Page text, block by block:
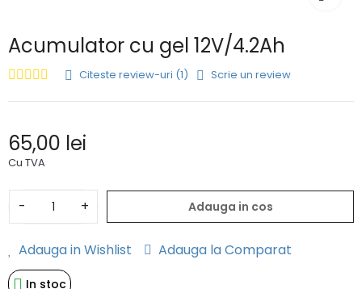
Acumulator cu gel 12V/4.2Ah
Citeste review-uri (1) Scrie un review
65,00 lei
Cu TVA
- + Adauga in cos
Adauga in Wishlist Adauga la Comparat
In stoc